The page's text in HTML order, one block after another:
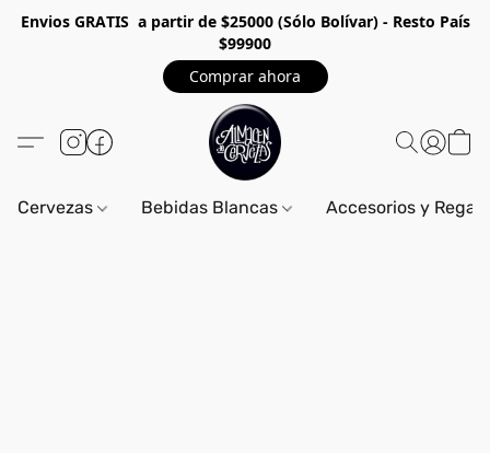
Envios GRATIS a partir de $25000 (Sólo Bolívar) - Resto País
$99900
Comprar ahora
Cervezas Bebidas Blancas Accesorios y